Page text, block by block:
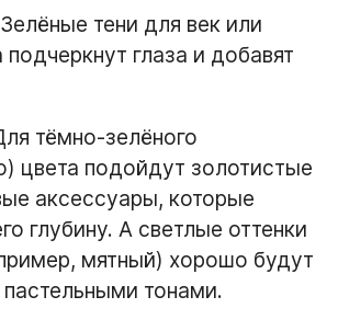
Зелёные тени для век или
глаза и добавят
тёмно-зелёного
цвета подойдут золотистые
аксессуары, которые
глубину. А светлые оттенки
мятный) хорошо будут
пастельными тонами.